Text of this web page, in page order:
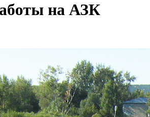
на АЗК